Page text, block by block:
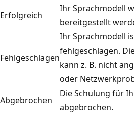
Erfolgreich
Ihr Sprachmodell
bereitgestellt
Fehlgeschlagen
Ihr Sprachmodell
fehlgeschlagen.
kann z. B. nicht
oder
Abgebrochen
Die Schulung für
abgebrochen.